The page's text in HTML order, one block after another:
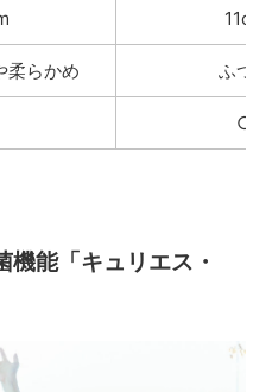
11cm
柔らかめ ふつう
○
能「キュリエス・